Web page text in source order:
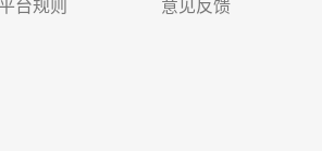
平台规则
意见反馈